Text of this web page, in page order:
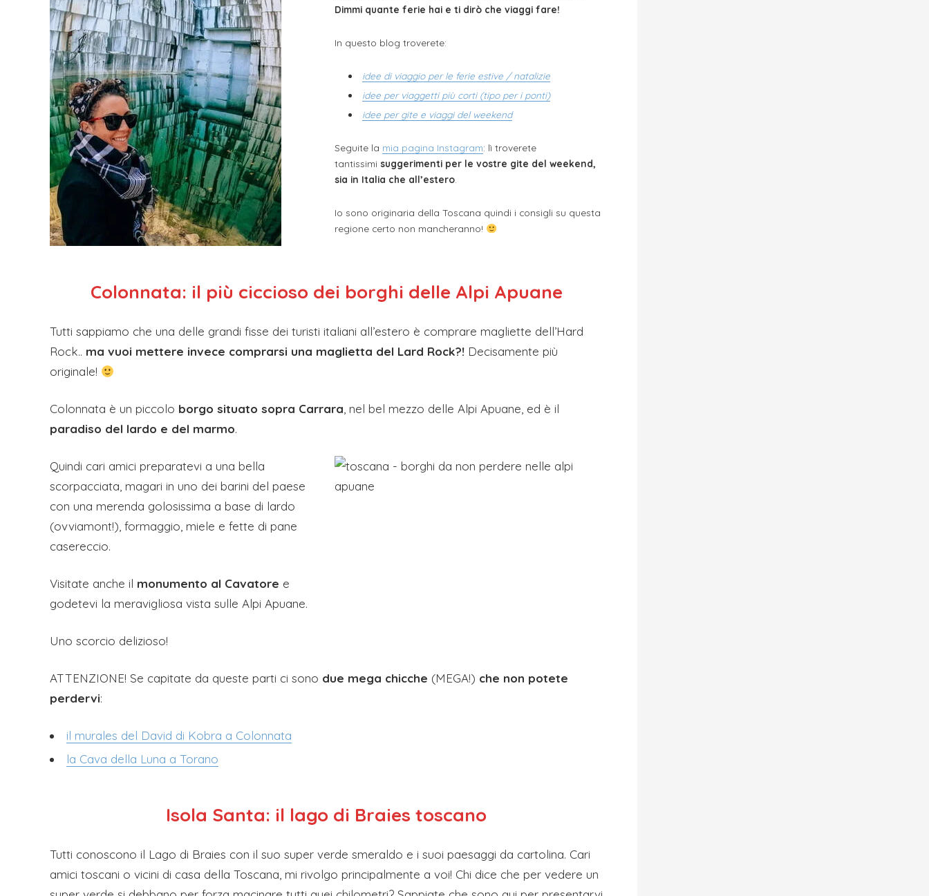
Dimmi quante ferie hai e ti dirò che viaggi fare!
In questo blog troverete:
idee di viaggio per le ferie estive / natalizie
idee per viaggetti più corti (tipo per i ponti)
idee per gite e viaggi del weekend
Seguite la mia pagina Instagram: lì troverete
tantissimi suggerimenti per le vostre gite del weekend,
sia in Italia che all’estero
Io sono originaria della Toscana quindi i consigli su questa
regione certo non mancheranno!
Colonnata: il più ciccioso dei borghi delle Alpi Apuane
Tutti sappiamo che una delle grandi fisse dei turisti italiani all’estero è comprare magliette dell’Hard
Rock.. ma vuoi mettere invece comprarsi una maglietta del Lard Rock?! Decisamente più
originale!
Colonnata è un piccolo borgo situato sopra Carrara , nel bel mezzo delle Alpi Apuane, ed è il
paradiso del lardo e del marmo.
Quindi cari amici preparatevi a una bella
scorpacciata, magari in uno dei barini del paese
con una merenda golosissima a base di lardo
(ovviamont!), formaggio, miele e fette di pane
casereccio.
Visitate anche il monumento al Cavatore e
godetevi la meravigliosa vista sulle Alpi Apuane.
Uno scorcio delizioso!
ATTENZIONE! Se capitate da queste parti ci sono due mega chicche (MEGA!) che non potete
perdervi:
il murales del David di Kobra a Colonnata
la Cava della Luna a Torano
Isola Santa: il lago di Braies toscano
Tutti conoscono il Lago di Braies con il suo super verde smeraldo e i suoi paesaggi da cartolina. Cari
amici toscani o vicini di casa della Toscana, mi rivolgo principalmente a voi! Chi dice che per vedere un